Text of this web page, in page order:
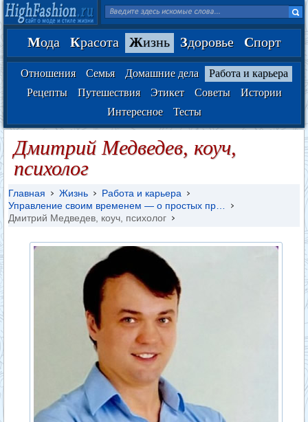
Мода Красота Жизнь Здоровье Спорт
Отношения Семья Домашние дела
Работа и карьера
Рецепты
Путешествия Этикет Советы
Истории
Интересное
Тесты
Дмитрий Медведев, коуч,
психолог
Главная Жизнь
Работа и карьера
Управление своим временем — о простых пр…
Дмитрий Медведев, коуч, психолог